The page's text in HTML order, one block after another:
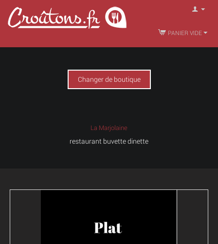
PANIER VIDE
Changer de boutique
La Marjolaine
restaurant buvette dinette